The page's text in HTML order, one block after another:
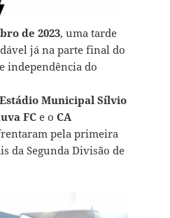
de 2023, uma tarde
já na parte final do
independência do
Estádio Municipal Sílvio
FCe o CA
pela primeira
da Segunda Divisão de